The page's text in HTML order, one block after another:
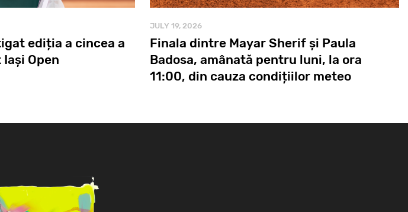
ediția a cincea a
Open
JULY 19, 2026
Finala dintre Mayar Sherif și Paula
Badosa, amânată pentru luni, la ora
11:00, din cauza condițiilor meteo